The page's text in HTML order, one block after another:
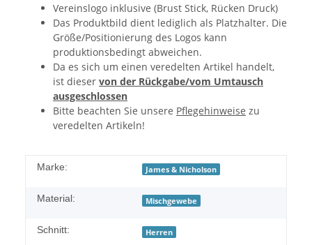
Vereinslogo inklusive (Brust Stick, Rücken Druck)
Das Produktbild dient lediglich als Platzhalter. Die
Größe/Positionierung des Logos kann
produktionsbedingt abweichen.
Da es sich um einen veredelten Artikel handelt,
ist dieser von der Rückgabe/vom Umtausch
ausgeschlossen
Bitte beachten Sie unsere Pflegehinweise zu
veredelten Artikeln!
Marke: James & Nicholson
Material: Mischgewebe
Schnitt: Herren